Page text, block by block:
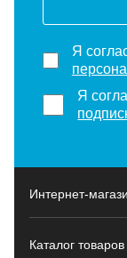
Я
Я
Интернет-
Каталог товаров